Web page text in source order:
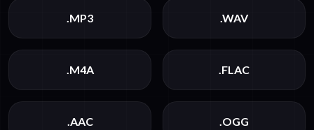
.MP3 .WAV
.M4A .FLAC
.AAC .OGG